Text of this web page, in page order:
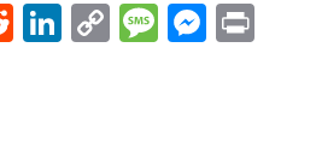
RedditLinkedIn
CopyMessage